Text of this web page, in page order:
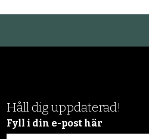
Håll dig uppdaterad!
Fyll i din e-post här